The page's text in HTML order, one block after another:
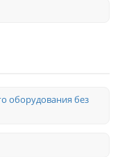
оборудования без